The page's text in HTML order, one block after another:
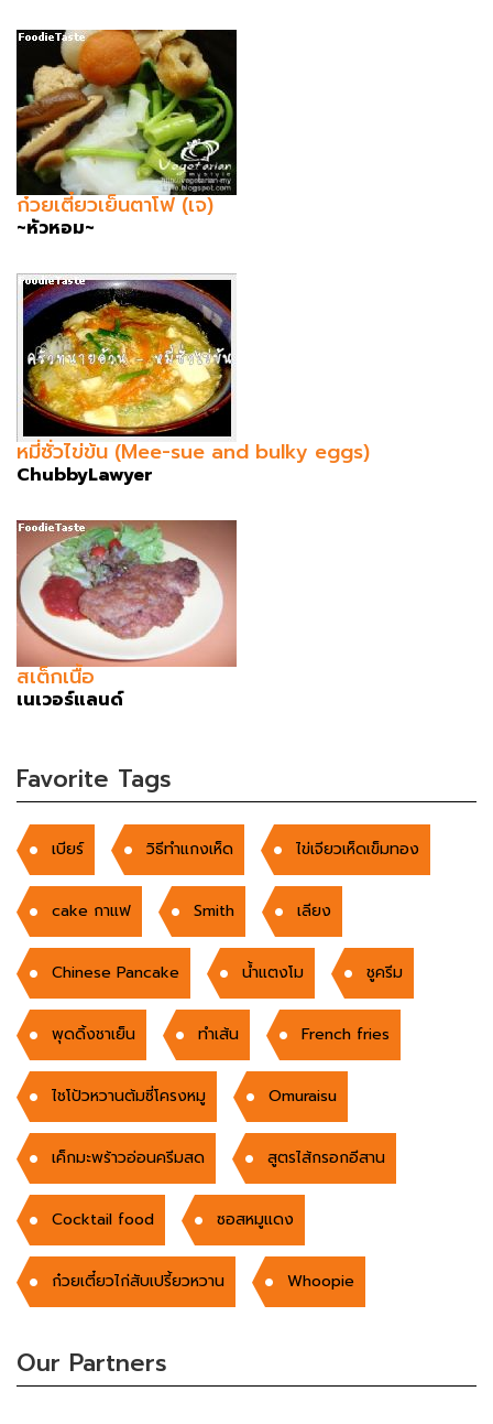
ก๋วยเตี๋ยวเย็นตาโฟ (เจ)
~หัวหอม~
หมี่ซั่วไข่ข้น (Mee-sue and bulky eggs)
ChubbyLawyer
สเต็กเนื้อ
เนเวอร์แลนด์
Favorite Tags
เบียร์ วิธีทำแกงเห็ด ไข่เจียวเห็ดเข็มทอง
cake กาแฟ Smith เลียง
Chinese Pancake น้ำแตงโม ชูครีม
พุดดิ้งชาเย็น ทำเส้น French fries
ไชโป้วหวานต้มซี่โครงหมู Omuraisu
เค็กมะพร้าวอ่อนครีมสด สูตรไส้กรอกอีสาน
Cocktail food ซอสหมูแดง
ก๋วยเตี๋ยวไก่สับเปรี้ยวหวาน Whoopie
Our Partners